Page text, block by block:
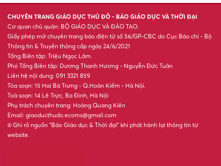
XSMN 7/8 - Kết quả xổ số miền
Nam hôm nay ngày 7/8/2026
Khoản nợ sau bục giảng: Biết